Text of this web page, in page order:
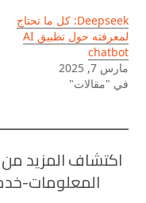
Deepseek: كل ما تحتاج
لمعرفته حول تطبيق AI
chatbot
مارس 7, 2025
في "مقالات"
اكتشاف المزيد
المعلومات-